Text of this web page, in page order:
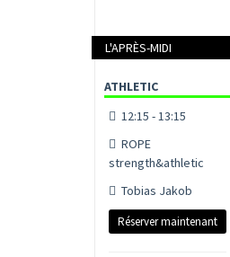
L'APRÈS-MIDI
ATHLETIC
12:15 - 13:15
ROPE
strength&athletic
Tobias Jakob
Réserver maintenant